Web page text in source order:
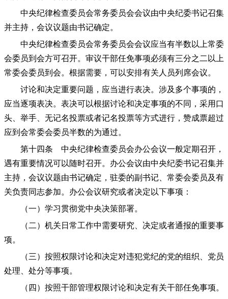
中央纪律检查委员会常务委员会会议由中央纪委书记召集
并主持，会议议题由书记确定。
中央纪律检查委员会常务委员会会议应当有半数以上常委
会委员到会方可召开。审议干部任免事项必须有三分之二以上
常委会委员到会。根据需要，可以安排有关人员列席会议。
讨论和决定重要问题，应当进行表决。涉及多个事项的，
应当逐项表决。表决可以根据讨论和决定事项的不同，采用口
头、举手、无记名投票或者记名投票等方式进行，赞成票超过
应到会常委会委员半数的为通过。
第十四条 中央纪律检查委员会办公会议一般定期召开，
遇有重要情况可以随时召开。办公会议由中央纪委书记召集并
主持，会议议题由书记确定，驻委的副书记、常委会委员及有
关负责同志参加。办公会议研究或者决定以下事项：
（一）学习贯彻党中央决策部署。
（二）机关日常工作中需要研究、决定或者通报的重要事
项。
（三）按照权限讨论和决定对违犯党纪的党的组织、党员
处理、处分等事项。
（四）按照干部管理权限讨论和决定有关干部任免事项。